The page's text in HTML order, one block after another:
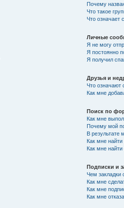
Почему
Что такое
Что означает
Личные
Я не могу
Я постоянно
Я получил
Друзья и
Что означают
Как мне
Поиск по
Как мне
Почему мой
В результате
Как мне
Как мне
Подписки и
Чем закладки
Как мне
Как мне
Как мне